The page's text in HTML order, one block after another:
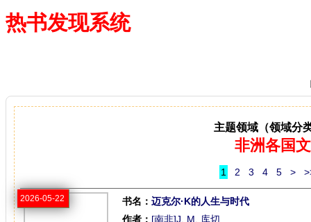
热书发现系统
主题领域（领域分
非洲各国
1 2 3 4 5 >
2026-05-22 书名： 迈克尔·K的人生与时代
作者： [南非]J. M. 库切